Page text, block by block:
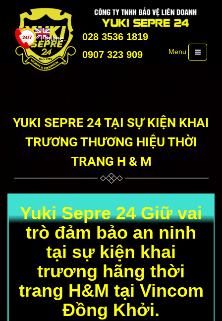
028 3536 1819
0907 323 909
Menu
YUKI SEPRE 24 TẠI SỰ KIỆN KHAI
TRƯƠNG THƯƠNG HIỆU THỜI
TRANG H & M
Yuki Sepre 24 Giữ vai
trò đảm bảo an ninh
tại sự kiện khai
trương hãng thời
trang H&M tại Vincom
Đồng Khởi.